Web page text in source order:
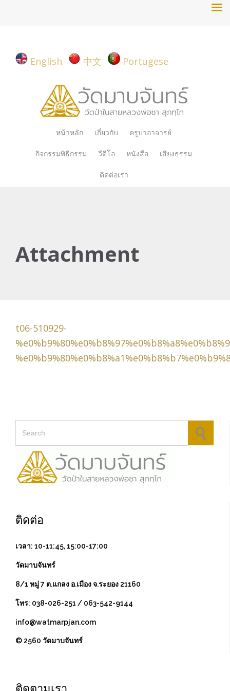
English 中文 Portugese
Skip
content
หน้าหลัก เกี่ยวกับ ครูบาอาจารย์
กิจกรรมพิธีกรรม วีดีโอ หนังสือ เสียงธรรม
ติดต่อเรา
Attachment
t06-510929-
ติดต่อ
เวลา: 10-11:45, 15:00-17:00
วัดมาบจันทร์
8/1 หมู่ 7 ต.แกลง อ.เมือง จ.ระยอง 21160
โทร: 038-026-251 / 063-542-9144
info@watmarpjan.com
© 2560 วัดมาบจันทร์